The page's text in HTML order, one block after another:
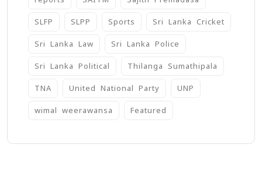
SLFP SLPP Sports Sri Lanka Cricket
Sri Lanka Law Sri Lanka Police
Sri Lanka Political Thilanga Sumathipala
TNA United National Party UNP
wimal weerawansa ‍Featured